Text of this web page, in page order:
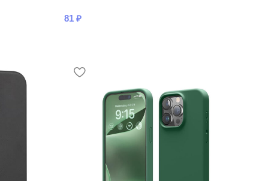
81 ₽